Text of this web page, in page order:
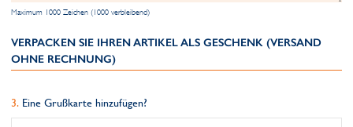
Maximum 1000 Zeichen (1000 verbleibend)
VERPACKEN SIE IHREN ARTIKEL ALS GESCHENK (VERSAND
OHNE RECHNUNG)
Eine Grußkarte hinzufügen?